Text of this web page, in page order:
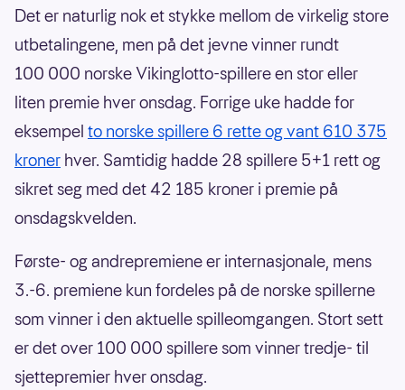
Det er naturlig nok et stykke mellom de virkelig store
utbetalingene, men på det jevne vinner rundt
100 000 norske Vikinglotto-spillere en stor eller
liten premie hver onsdag. Forrige uke hadde for
eksempel to norske spillere 6 rette og vant 610 375
kroner hver. Samtidig hadde 28 spillere 5+1 rett og
sikret seg med det 42 185 kroner i premie på
onsdagskvelden.
Første- og andrepremiene er internasjonale, mens
3.-6. premiene kun fordeles på de norske spillerne
som vinner i den aktuelle spilleomgangen. Stort sett
er det over 100 000 spillere som vinner tredje- til
sjettepremier hver onsdag.